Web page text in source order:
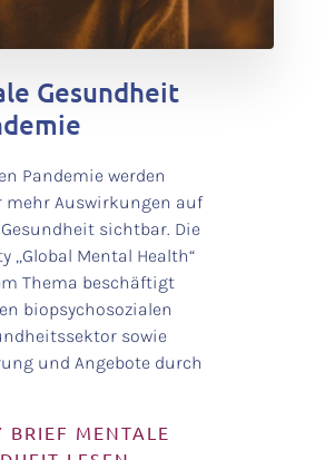
Gesundheit
Pandemie werden
Auswirkungen auf
sichtbar. Die
„Global Mental Health“
Thema beschäftigt
biopsychosozialen
sowie
und Angebote durch
BRIEF MENTALE